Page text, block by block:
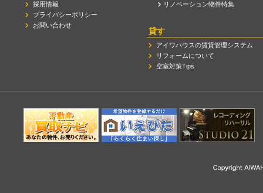
採用情報
プライバシーポリシー
お問い合わせ
リノベーション物件特集
貸す
アイワハウスの賃貸管理システム
リフォームについて
空室対策Tips